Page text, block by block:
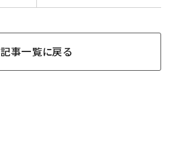
記事一覧に戻る